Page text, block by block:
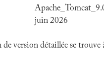
juin 2026
de version détaillée se trouve